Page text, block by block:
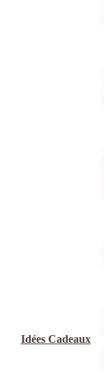
Idées Cadeaux